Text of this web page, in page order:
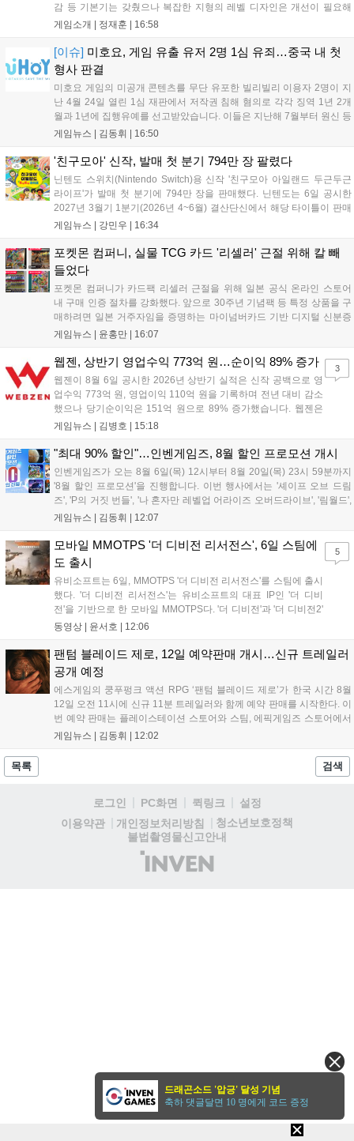
감 등 기본기는 갖췄으나 복잡한 지형의 레벨 디자인은 개선이 필요해
보입니다. 또한, 성장 트랙의 과도한 분절과 무기 다양성 부족 등 로그라
추가 등을 통해 게임성을 다듬어 경쟁력을 확보할 계획입니다....
게임소개 | 정재훈 | 16:58
[이슈] 미호요, 게임 유출 유저 2명 1심 유죄…중국 내 첫
형사 판결
미호요 게임의 미공개 콘텐츠를 무단 유포한 빌리빌리 이용자 2명이 지
난 4월 24일 열린 1심 재판에서 저작권 침해 혐의로 각각 징역 1년 2개
월과 1년에 집행유예를 선고받았습니다. 이들은 지난해 7월부터 원신 등
주요 게임의 영상을 유포해 60만 회 이상의 조회수를 기록했습니다. 미
조하며 향후 무단 유출에 강경 대응할 방침입니다....
게임뉴스 | 김동휘 | 16:50
'친구모아' 신작, 발매 첫 분기 794만 장 팔렸다
닌텐도 스위치(Nintendo Switch)용 신작 '친구모아 아일랜드 두근두근
라이프'가 발매 첫 분기에 794만 장을 판매했다. 닌텐도는 6일 공시한
2027년 3월기 1분기(2026년 4~6월) 결산단신에서 해당 타이틀이 판매
를 크게 늘렸다고 밝혔다. 4월 16일 발매된 이 작품은 약 2개월 반 만에
게임뉴스 | 강민우 | 16:34
포켓몬 컴퍼니, 실물 TCG 카드 '리셀러' 근절 위해 칼 빼
들었다
포켓몬 컴퍼니가 카드팩 리셀러 근절을 위해 일본 공식 온라인 스토어
내 구매 인증 절차를 강화했다. 앞으로 30주년 기념팩 등 특정 상품을 구
매하려면 일본 거주자임을 증명하는 마이넘버카드 기반 디지털 신분증
이 필수다. 해당 상품들은 온라인 추첨제로만 판매되며, 이번 조치는 과
러한 정책이 시장 물량 안정화에 어떤 영향을 미칠지 업계의 이목이 쏠
게임뉴스 | 윤홍만 | 16:07
웹젠, 상반기 영업수익 773억 원…순이익 89% 증가
웹젠이 8월 6일 공시한 2026년 상반기 실적은 신작 공백으로 영
업수익 773억 원, 영업이익 110억 원을 기록하며 전년 대비 감소
했으나 당기순이익은 151억 원으로 89% 증가했습니다. 웹젠은
하반기부터 신작 공세를 예고하며 전략게임 '프로젝트 D1'의 정보
또한 '테르비스'는 일본 코미케에 출품하며 해외 시장 공략을 강화
사업 일정을 추진하고 주주가치 제고에 힘쓰겠다고 밝혔습니
다....
게임뉴스 | 김병호 | 15:18
3
"최대 90% 할인"…인벤게임즈, 8월 할인 프로모션 개시
인벤게임즈가 오는 8월 6일(목) 12시부터 8월 20일(목) 23시 59분까지
'8월 할인 프로모션'을 진행합니다. 이번 행사에서는 '셰이프 오브 드림
즈', 'P의 거짓 번들', '나 혼자만 레벨업 어라이즈 오버드라이브', '림월드',
'아랑전설 시티 오브 더 울브스', '팰월드' 등 인기 타이틀을 최대 90% 할
론 네이버페이 포인트 추가 적립 혜택도 받을 수 있으며, 자세한 내용은
공식 네이버 스마트 스토어에서 확인 가능합니다....
게임뉴스 | 김동휘 | 12:07
모바일 MMOTPS '더 디비전 리서전스', 6일 스팀에
도 출시
유비소프트는 6일, MMOTPS '더 디비전 리서전스'를 스팀에 출시
했다. '더 디비전 리서전스'는 유비소프트의 대표 IP인 '더 디비
전'을 기반으로 한 모바일 MMOTPS다. '더 디비전'과 '더 디비전2'
사이의 시기를 배경으로 하고 있으며, 완전히 새로운 독립형 스토
의 디비전 요원이 되어...
동영상 | 윤서호 | 12:06
5
팬텀 블레이드 제로, 12일 예약판매 개시…신규 트레일러
공개 예정
에스게임의 쿵푸펑크 액션 RPG ‘팬텀 블레이드 제로’가 한국 시간 8월
12일 오전 11시에 신규 11분 트레일러와 함께 예약 판매를 시작한다. 이
번 예약 판매는 플레이스테이션 스토어와 스팀, 에픽게임즈 스토어에서
진행되며, 개발이 완료된 게임은 10월 29일 정식 출시될 예정이다. 언리
게임뉴스 | 김동휘 | 12:02
목록 검색
로그인 PC화면 퀵링크
설정
이용약관
개인정보처리방침
청소년보호정책
불법촬영물신고안내
(주)
인
드래곤소드 '압긍' 달성 기념
축하 댓글달면 10 명에게 코드 증정